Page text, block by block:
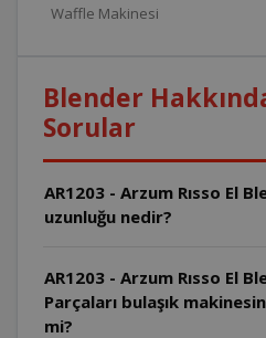
Waffle Makinesi
Blender
Sorular
AR1203 - Arzum Rısso El
uzunluğu nedir?
AR1203 - Arzum Rısso El
Parçaları bulaşık
mi?